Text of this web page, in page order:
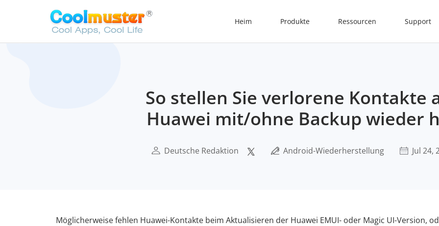
Heim Produkte Ressourcen Support
So stellen Sie verlorene Kontakte
Huawei mit/ohne Backup wieder
Deutsche Redaktion Android-Wiederherstellung Jul 24,
Möglicherweise fehlen Huawei-Kontakte beim Aktualisieren der Huawei EMUI- oder Magic UI-Version,